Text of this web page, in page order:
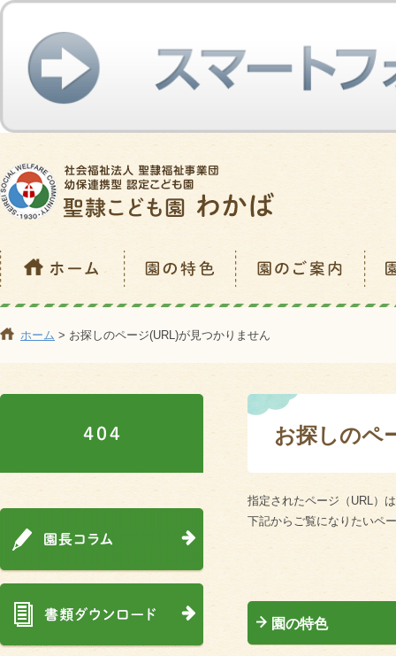
ホーム > お探しのページ(URL)が見つかりません
お探しのペ
指定されたページ（URL）
下記からご覧になりたいペ
園の特色